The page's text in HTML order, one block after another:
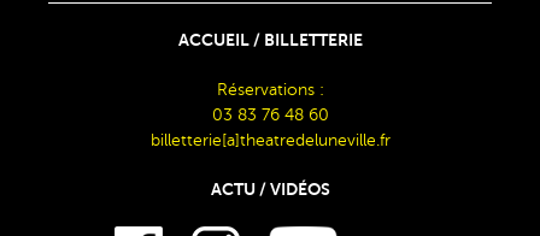
ACCUEIL / BILLETTERIE
Réservations :
03 83 76 48 60
billetterie[a]theatredeluneville.fr
ACTU / VIDÉOS